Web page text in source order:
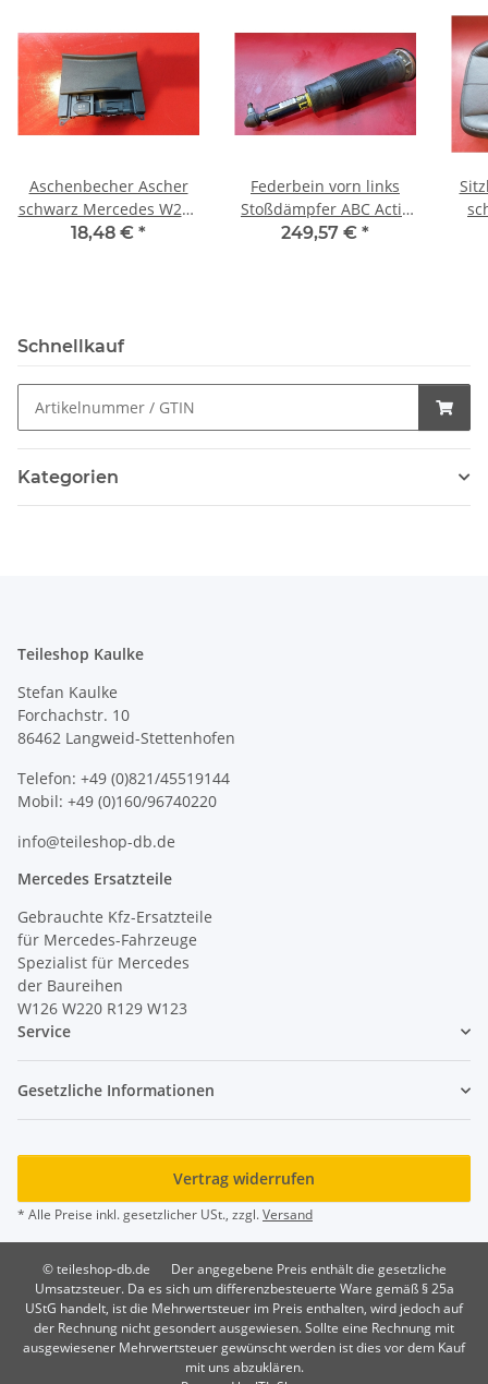
Aschenbecher Ascher
schwarz Mercedes W221
2216801552 2216801652
18,48 € *
Federbein vorn links
Stoßdämpfer ABC Activ
Body Control Mercedes
249,57 € *
Schnellkauf
Kategorien
Teileshop Kaulke
Stefan Kaulke
Forchachstr. 10
86462 Langweid-Stettenhofen
Telefon: +49 (0)821/45519144
Mobil: +49 (0)160/96740220
info@teileshop-db.de
Mercedes Ersatzteile
Gebrauchte Kfz-Ersatzteile
für Mercedes-Fahrzeuge
Spezialist für Mercedes
der Baureihen
W126 W220 R129 W123
Service
Gesetzliche Informationen
Vertrag widerrufen
* Alle Preise inkl. gesetzlicher USt., zzgl.Versand
© teileshop-db.de
Der angegebene Preis enthält die gesetzliche
Umsatzsteuer. Da es sich um differenzbesteuerte Ware gemäß § 25a
UStG handelt, ist die Mehrwertsteuer im Preis enthalten, wird jedoch auf
der Rechnung nicht gesondert ausgewiesen. Sollte eine Rechnung mit
ausgewiesener Mehrwertsteuer gewünscht werden ist dies vor dem Kauf
mit uns abzuklären.